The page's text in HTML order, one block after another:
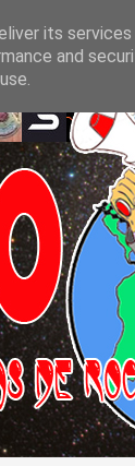
its
and